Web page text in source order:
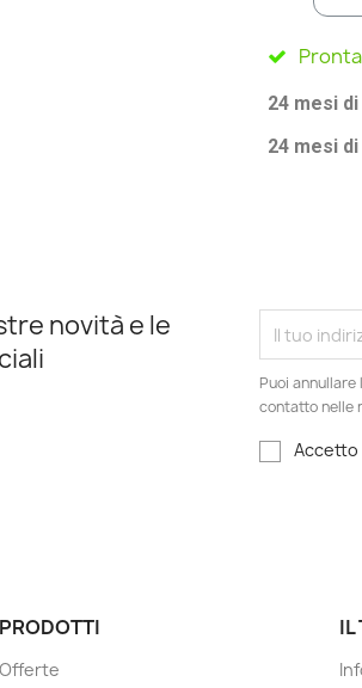
24 mesi
24 mesi
novità e le
Puoi
contatto nelle
Accetto
PRODOTTI
Offerte
IL